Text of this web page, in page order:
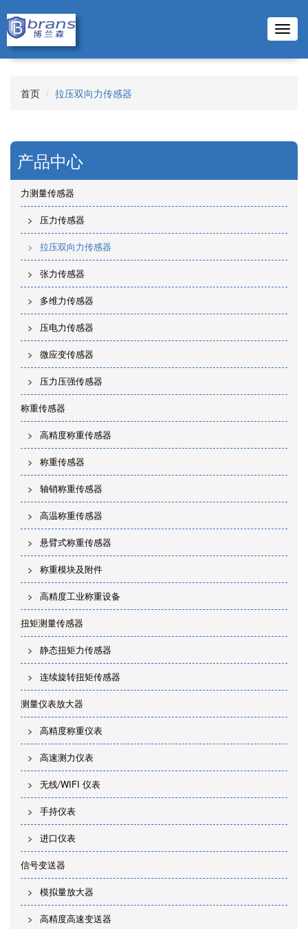
首页 拉压双向力传感器
产品中心
力测量传感器
压力传感器
拉压双向力传感器
张力传感器
多维力传感器
压电力传感器
微应变传感器
压力压强传感器
称重传感器
高精度称重传感器
称重传感器
轴销称重传感器
高温称重传感器
悬臂式称重传感器
称重模块及附件
高精度工业称重设备
扭矩测量传感器
静态扭矩力传感器
连续旋转扭矩传感器
测量仪表放大器
高精度称重仪表
高速测力仪表
无线/WIFI 仪表
手持仪表
进口仪表
信号变送器
模拟量放大器
高精度高速变送器